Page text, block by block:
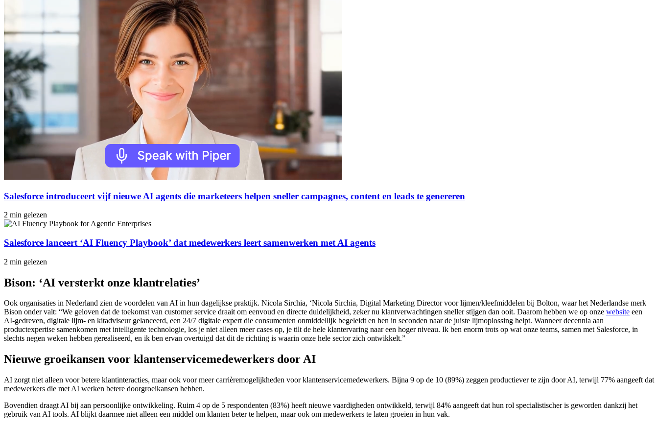
Salesforce introduceert vijf nieuwe AI agents die marketeers helpen sneller campagnes, content en leads te genereren
2 min gelezen
Salesforce lanceert ‘AI Fluency Playbook’ dat medewerkers leert samenwerken met AI agents
2 min gelezen
Bison: ‘AI versterkt onze klantrelaties’
Ook organisaties in Nederland zien de voordelen van AI in hun dagelijkse praktijk. Nicola Sirchia, ‘Nicola Sirchia, Digital Marketing Director voor lijmen/kleefmiddelen bij Bolton, waar het Nederlandse merk
Bison onder valt: “We geloven dat de toekomst van customer service draait om eenvoud en directe duidelijkheid, zeker nu klantverwachtingen sneller stijgen dan ooit. Daarom hebben we op onze website een
AI-gedreven, digitale lijm- en kitadviseur gelanceerd, een 24/7 digitale expert die consumenten onmiddellijk begeleidt en hen in seconden naar de juiste lijmoplossing helpt. Wanneer decennia aan
productexpertise samenkomen met intelligente technologie, los je niet alleen meer cases op, je tilt de hele klantervaring naar een hoger niveau. Ik ben enorm trots op wat onze teams, samen met Salesforce, in
slechts negen weken hebben gerealiseerd, en ik ben ervan overtuigd dat dit de richting is waarin onze hele sector zich ontwikkelt.”
Nieuwe groeikansen voor klantenservicemedewerkers door AI
AI zorgt niet alleen voor betere klantinteracties, maar ook voor meer carrièremogelijkheden voor klantenservicemedewerkers. Bijna 9 op de 10 (89%) zeggen productiever te zijn door AI, terwijl 77% aangeeft dat
medewerkers die met AI werken betere doorgroeikansen hebben.
Bovendien draagt AI bij aan persoonlijke ontwikkeling. Ruim 4 op de 5 respondenten (83%) heeft nieuwe vaardigheden ontwikkeld, terwijl 84% aangeeft dat hun rol specialistischer is geworden dankzij het
gebruik van AI tools. AI blijkt daarmee niet alleen een middel om klanten beter te helpen, maar ook om medewerkers te laten groeien in hun vak.